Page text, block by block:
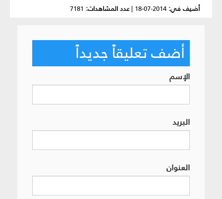
أضيف في: 2014-07-18
|عدد المشاهدات: 7181
أضف تعليقاً جديداً
الإسم
البريد
العنوان